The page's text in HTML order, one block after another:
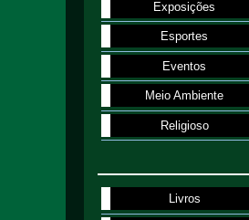
Exposições
Esportes
Eventos
Meio Ambiente
Religioso
Livros